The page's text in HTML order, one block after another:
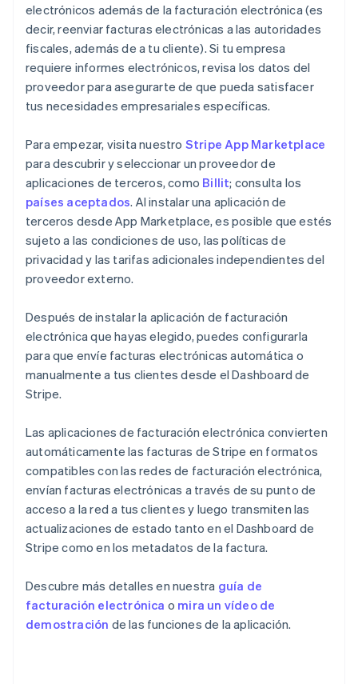
electrónicos además de la facturación electrónica (es
decir, reenviar facturas electrónicas a las autoridades
fiscales, además de a tu cliente). Si tu empresa
requiere informes electrónicos, revisa los datos del
proveedor para asegurarte de que pueda satisfacer
tus necesidades empresariales específicas.
Para empezar, visita nuestro Stripe App Marketplace
para descubrir y seleccionar un proveedor de
aplicaciones de terceros, como Billit; consulta los
países aceptados. Al instalar una aplicación de
terceros desde App Marketplace, es posible que estés
sujeto a las condiciones de uso, las políticas de
privacidad y las tarifas adicionales independientes del
proveedor externo.
Después de instalar la aplicación de facturación
electrónica que hayas elegido, puedes configurarla
para que envíe facturas electrónicas automática o
manualmente a tus clientes desde el Dashboard de
Stripe.
Las aplicaciones de facturación electrónica convierten
automáticamente las facturas de Stripe en formatos
compatibles con las redes de facturación electrónica,
envían facturas electrónicas a través de su punto de
acceso a la red a tus clientes y luego transmiten las
actualizaciones de estado tanto en el Dashboard de
Stripe como en los metadatos de la factura.
Descubre más detalles en nuestra guía de
facturación electrónica o mira un vídeo de
demostración de las funciones de la aplicación.